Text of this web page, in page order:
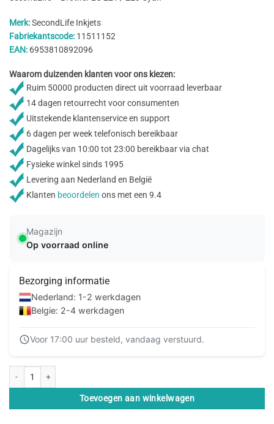
Merk:SecondLife Inkjets
Fabriekantscode: 11511152
EAN: 6953810892096
Waarom duizenden klanten voor ons kiezen:
Ruim 50000 producten direct uit voorraad leverbaar
14 dagen retourrecht voor consumenten
Uitstekende klantenservice en support
6 dagen per week telefonisch bereikbaar
Dagelijks van 10:00 tot 23:00 bereikbaar via chat
Fysieke winkel sinds 1995
Levering aan Nederland en België
Klanten beoordelen ons met een 9.4
Magazijn
Op voorraad online
Bezorging informatie
Nederland: 1-2 werkdagen
Belgie: 2-4 werkdagen
Voor 17:00 uur besteld, vandaag verstuurd.
Toevoegen aan winkelwagen